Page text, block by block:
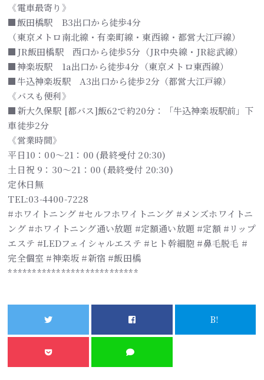
《電車最寄り》
■飯田橋駅 B3出口から徒歩4分
（東京メトロ南北線・有楽町線・東西線・都営大江戸線）
■JR飯田橋駅 西口から徒歩5分（JR中央線・JR総武線）
■神楽坂駅 1a出口から徒歩4分（東京メトロ東西線）
■牛込神楽坂駅 A3出口から徒歩2分（都営大江戸線）
《バスも便利》
■新大久保駅 [都バス]飯62で約20分：「牛込神楽坂駅前」下
車徒歩2分
《営業時間》
平日10：00～21：00 (最終受付 20:30)
土日祝 9：30～21：00 (最終受付 20:30)
定休日無
TEL:03-4400-7228
#ホワイトニング #セルフホワイトニング #メンズホワイトニ
ング #ホワイトニング通い放題 #定額通い放題 #定額 #リップ
エステ #LEDフェイシャルエステ #ヒト幹細胞 #鼻毛脱毛 #
完全個室 #神楽坂 #新宿 #飯田橋
***************************
B!